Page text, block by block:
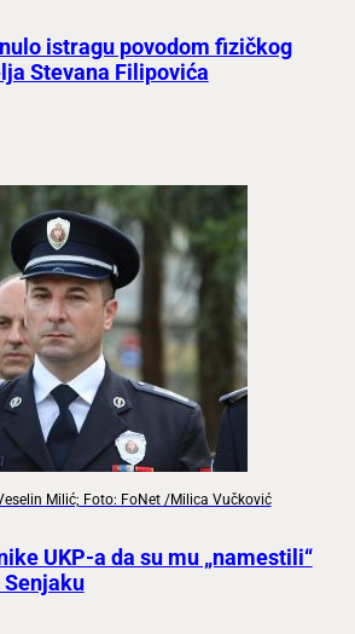
istragu povodom fizičkog
Stevana Filipovića
Milić; Foto: FoNet /Milica Vučković
UKP-a da su mu „namestili“